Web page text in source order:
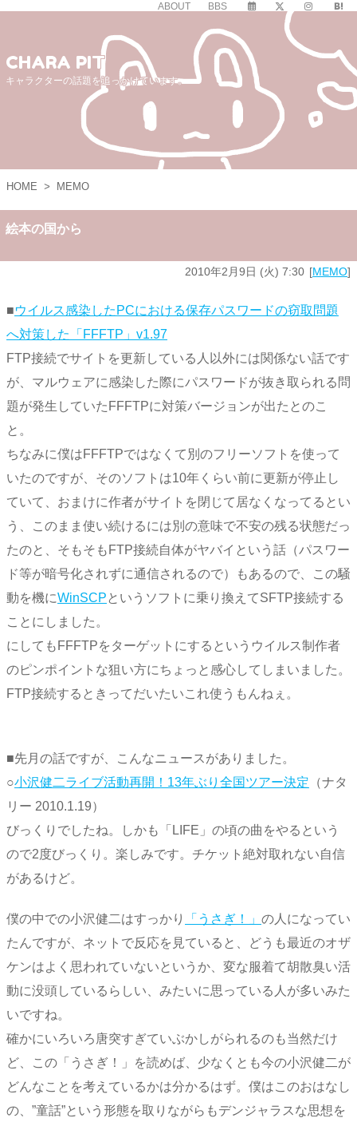
ABOUT BBS
CHARA PIT
キャラクターの話題を追っかけています。
HOME > MEMO
絵本の国から
2010年2月9日 (火) 7:30 MEMO
■ウイルス感染したPCにおける保存パスワードの窃取問題
へ対策した「FFFTP」v1.97
FTP接続でサイトを更新している人以外には関係ない話です
が、マルウェアに感染した際にパスワードが抜き取られる問
題が発生していたFFFTPに対策バージョンが出たとのこ
と。
ちなみに僕はFFFTPではなくて別のフリーソフトを使って
いたのですが、そのソフトは10年くらい前に更新が停止し
ていて、おまけに作者がサイトを閉じて居なくなってるとい
う、このまま使い続けるには別の意味で不安の残る状態だっ
たのと、そもそもFTP接続自体がヤバイという話（パスワー
ド等が暗号化されずに通信されるので）もあるので、この騒
動を機にWinSCP というソフトに乗り換えてSFTP接続する
ことにしました。
にしてもFFFTPをターゲットにするというウイルス制作者
のピンポイントな狙い方にちょっと感心してしまいました。
FTP接続するときってだいたいこれ使うもんねぇ。
■先月の話ですが、こんなニュースがありました。
○小沢健二ライブ活動再開！13年ぶり全国ツアー決定 （ナタ
リー 2010.1.19）
びっくりでしたね。しかも「LIFE」の頃の曲をやるという
ので2度びっくり。楽しみです。チケット絶対取れない自信
があるけど。
僕の中での小沢健二はすっかり 「うさぎ！」 の人になってい
たんですが、ネットで反応を見ていると、どうも最近のオザ
ケンはよく思われていないというか、変な服着て胡散臭い活
動に没頭しているらしい、みたいに思っている人が多いみた
いですね。
確かにいろいろ唐突すぎていぶかしがられるのも当然だけ
ど、この「うさぎ！」を読めば、少なくとも今の小沢健二が
どんなことを考えているかは分かるはず。僕はこのおはなし
の、”童話”という形態を取りながらもデンジャラスな思想を